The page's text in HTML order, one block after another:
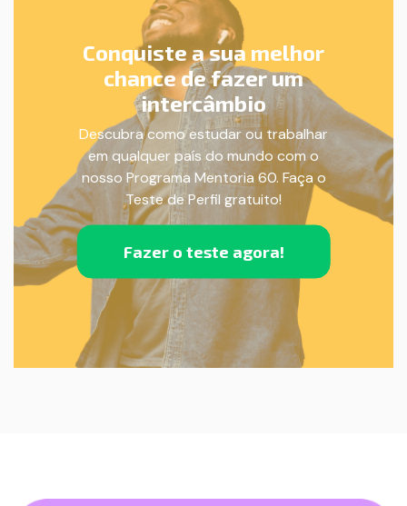
Conquiste a sua melhor
chance de fazer um
intercâmbio
Descubra como estudar ou trabalhar
em qualquer país do mundo com o
nosso Programa Mentoria 60. Faça o
Teste de Perfil gratuito!
Fazer o teste agora!